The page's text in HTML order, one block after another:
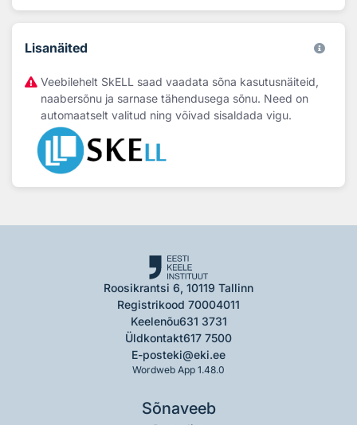
Lisanäited
Veebilehelt SkELL saad vaadata sõna kasutusnäiteid,
naabersõnu ja sarnase tähendusega sõnu. Need on
automaatselt valitud ning võivad sisaldada vigu.
Roosikrantsi 6, 10119 Tallinn
Registrikood 70004011
Keelenõu631 3731
Üldkontakt617 7500
E-posteki@eki.ee
Wordweb App 1.48.0
Sõnaveeb